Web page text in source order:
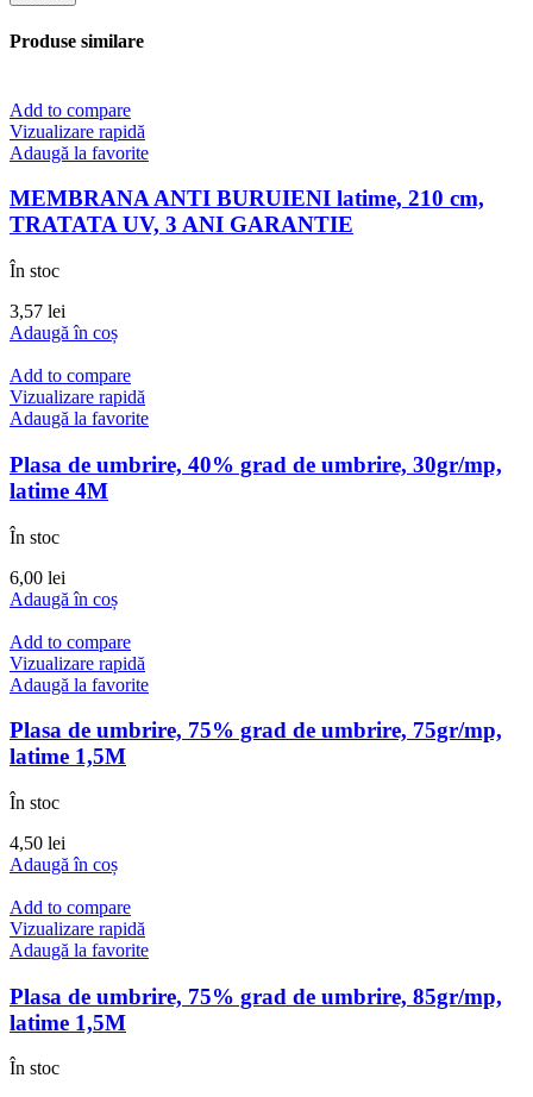
Produse similare
Add to compare
Vizualizare rapidă
Adaugă la favorite
MEMBRANA ANTI BURUIENI latime, 210 cm,
TRATATA UV, 3 ANI GARANTIE
În stoc
3,57 lei
Adaugă în coș
Add to compare
Vizualizare rapidă
Adaugă la favorite
Plasa de umbrire, 40% grad de umbrire, 30gr/mp,
latime 4M
În stoc
6,00 lei
Adaugă în coș
Add to compare
Vizualizare rapidă
Adaugă la favorite
Plasa de umbrire, 75% grad de umbrire, 75gr/mp,
latime 1,5M
În stoc
4,50 lei
Adaugă în coș
Add to compare
Vizualizare rapidă
Adaugă la favorite
Plasa de umbrire, 75% grad de umbrire, 85gr/mp,
latime 1,5M
În stoc